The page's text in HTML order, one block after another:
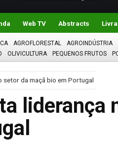
Web TV Abstracts
AGROFLORESTAL AGROINDÚSTRIA
OLIVICULTURA PEQUENOS FRUTOS
setor da maçã bio em Portugal
liderança